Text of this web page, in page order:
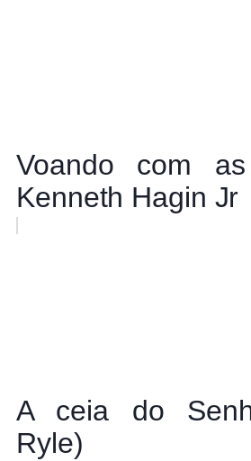
Voando com
Kenneth Hagin Jr
A ceia do
Ryle)